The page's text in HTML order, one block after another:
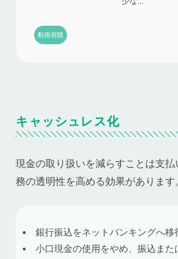
動画視聴
キャッシュレス化
現金の取り扱いを減らすことは支
務の透明性を高める効果があります
銀行振込をネットバンキングへ移
小口現金の使用をやめ、振込ま